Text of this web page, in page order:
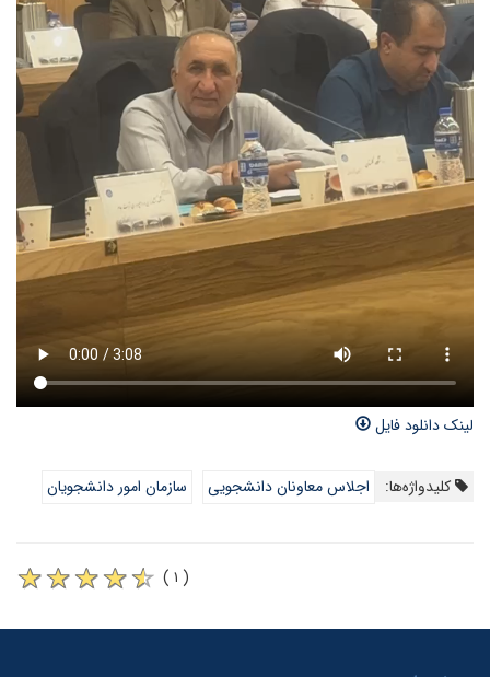
لینک دانلود فایل
کلیدواژه‌ها: اجلاس معاونان دانشجویی سازمان امور دانشجویان
( ۱ )